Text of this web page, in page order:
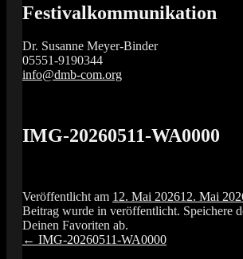
Festivalkommunikation
Dr. Susanne Meyer-Binder
05551-9190344
info@dmb-com.org
Vox Organi
IMG-20260511-WA0000
Veröffentlicht am 12. Mai 202612. Mai
Beitrag wurde in veröffentlicht. Speichere
Deinen Favoriten ab.
Artikel-
← IMG-20260511-WA0000